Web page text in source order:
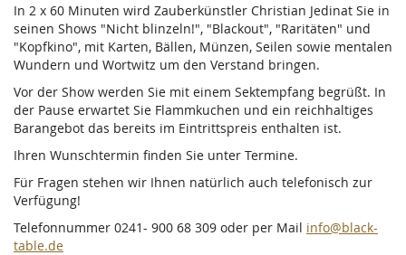
In 2 x 60 Minuten wird Zauberkünstler Christian Jedinat Sie in
seinen Shows "Nicht blinzeln!", "Blackout", "Raritäten" und
"Kopfkino", mit Karten, Bällen, Münzen, Seilen sowie mentalen
Wundern und Wortwitz um den Verstand bringen.
Vor der Show werden Sie mit einem Sektempfang begrüßt. In
der Pause erwartet Sie Flammkuchen und ein reichhaltiges
Barangebot das bereits im Eintrittspreis enthalten ist.
Ihren Wunschtermin finden Sie unter Termine.
Für Fragen stehen wir Ihnen natürlich auch telefonisch zur
Verfügung!
Telefonnummer 0241- 900 68 309 oder per Mail info@black-
table.de